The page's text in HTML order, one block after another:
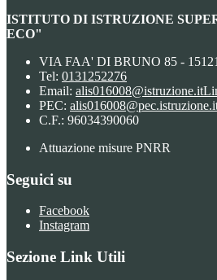
ISTITUTO DI ISTRUZIONE
ECO"
VIA FAA' DI BRUNO 85 -
Tel: 0131252276
Email: alis016008@istruzione.it
PEC:
C.F.: 96034390060
Attuazione misure PNRR
Seguici su
Facebook
Instagram
Sezione Link Utili